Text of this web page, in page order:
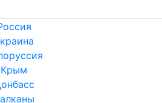
Крым